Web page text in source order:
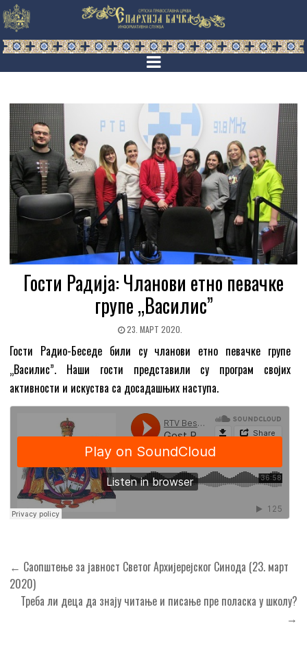
Гости Радија: Чланови етно певачке
групе „Василис”
23. МАРТ 2020.
Гости Радио-Беседе били су чланови етно певачке групе
„Василис”. Наши гости представили су програм својих
активности и искуства са досадашњих наступа.
Кретање
чланка
← Саопштење за јавност Светог Архијерејског Синода (23. март
2020)
Треба ли деца да знају читање и писање пре поласка у школу?
→